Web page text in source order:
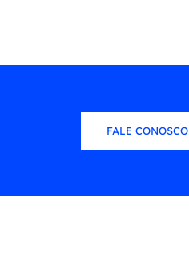
FALE CONOSCO